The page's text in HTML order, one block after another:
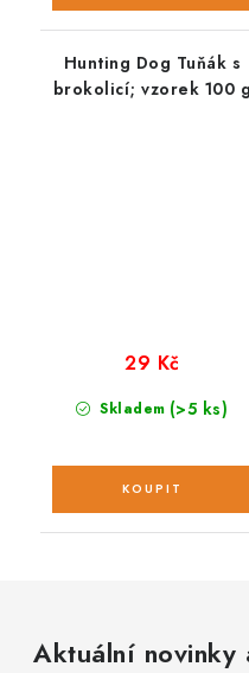
Hunting Dog Tuňák s
brokolicí; vzorek 100 g
Skladem (>5 ks)
29 Kč
Aktuální novinky